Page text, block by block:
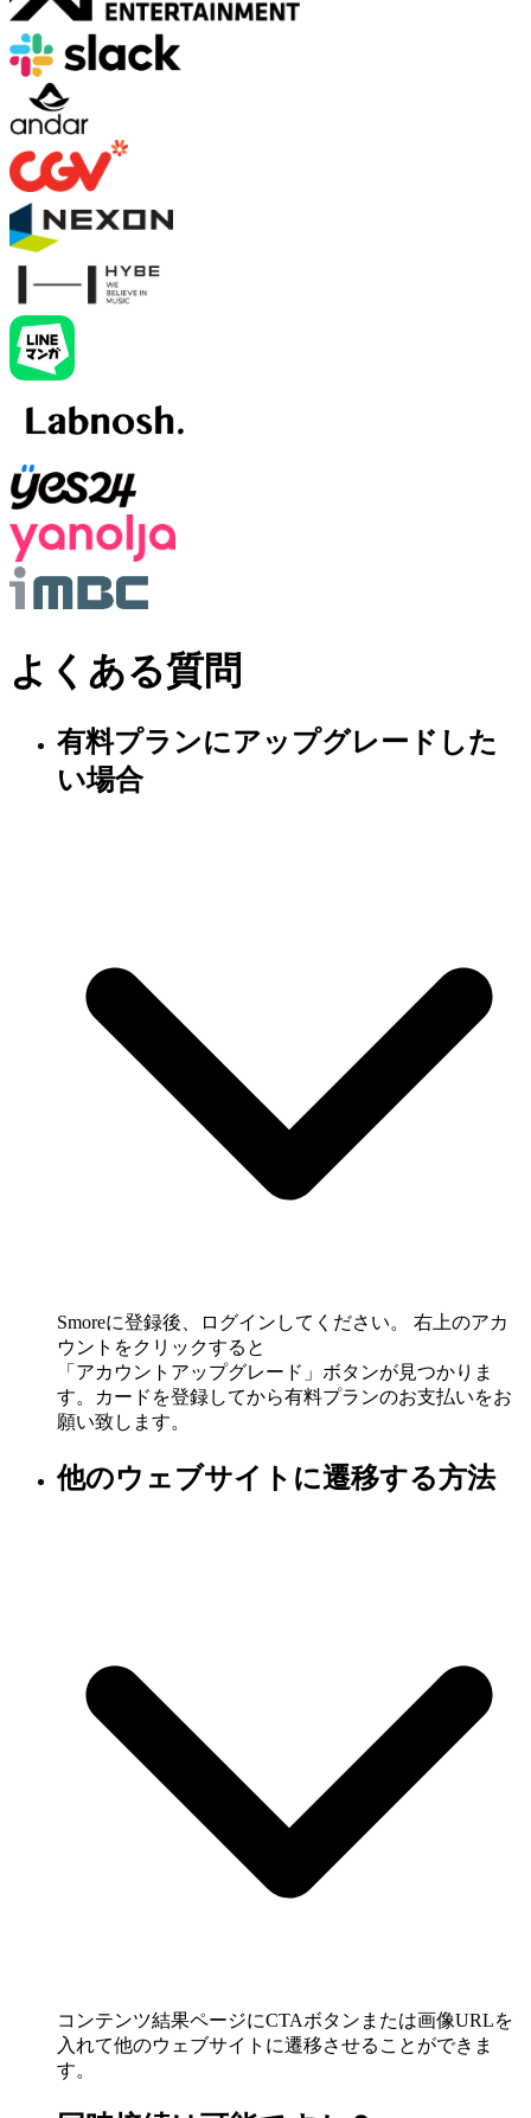
よくある質問
有料プランにアップグレードした
い場合
Smoreに登録後、ログインしてください。 右上のアカ
ウントをクリックすると
「アカウントアップグレード」ボタンが見つかりま
す。カードを登録してから有料プランのお支払いをお
願い致します。
他のウェブサイトに遷移する方法
コンテンツ結果ページにCTAボタンまたは画像URLを
入れて他のウェブサイトに遷移させることができま
す。